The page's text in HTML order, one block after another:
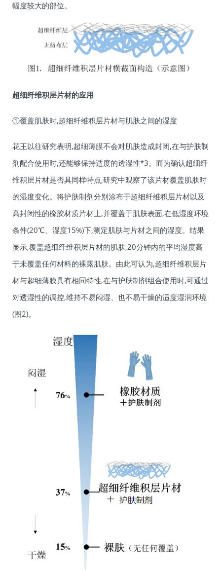
幅度较大的部位。
超细纤维积层片材的应用
①覆盖肌肤时,超细纤维积层片材与肌肤之间的湿度
花王以往研究表明,超细薄膜不会对肌肤造成封闭,在与护肤制
剂配合使用时,还能够保持适度的透湿性*3。而为确认超细纤
维积层片材是否具同样特点,研究中观察了该片材覆盖肌肤时
的湿度变化。将护肤制剂分别涂布于超细纤维积层片材以及
高封闭性的橡胶材质片材上,并覆盖于肌肤表面,在低湿度环境
条件(20℃、湿度15%)下,测定肌肤与片材之间的湿度。结果
显示,覆盖超细纤维积层片材的肌肤,20分钟内的平均湿度高
于未覆盖任何材料的裸露肌肤。由此可认为,超细纤维积层片
材与超细薄膜具有相同特性,在与护肤制剂组合使用时,可通过
对透湿性的调控,维持不易闷湿、也不易干燥的适度湿润环境
(图2)。